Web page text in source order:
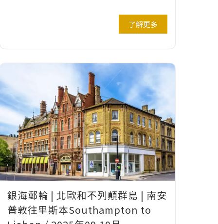
了解更多
銀海郵輪 | 北歐和不列顛群島 | 南安
普敦往里斯本Southampton to